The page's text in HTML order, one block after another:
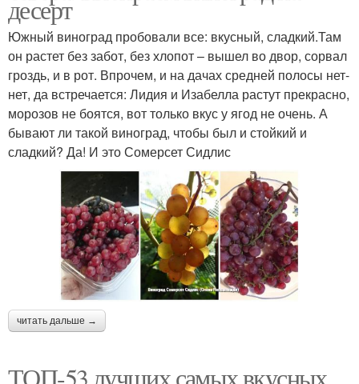
десерт
Южный виноград пробовали все: вкусный, сладкий.Там
он растет без забот, без хлопот – вышел во двор, сорвал
гроздь, и в рот. Впрочем, и на дачах средней полосы нет-
нет, да встречается: Лидия и Изабелла растут прекрасно,
морозов не боятся, вот только вкус у ягод не очень. А
бывают ли такой виноград, чтобы был и стойкий и
сладкий? Да! И это Сомерсет Сидлис
читать дальше →